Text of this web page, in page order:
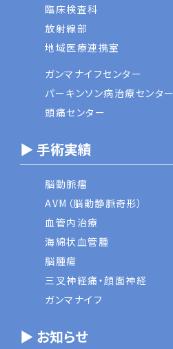
臨床検査科
放射線部
地域医療連携室
ガンマナイフセンター
パーキンソン病治療センター
頭痛センター
▶ 手術実績
脳動脈瘤
AVM（脳動静脈奇形）
血管内治療
海綿状血管腫
脳腫瘍
三叉神経痛・顔面神経
ガンマナイフ
▶ お知らせ